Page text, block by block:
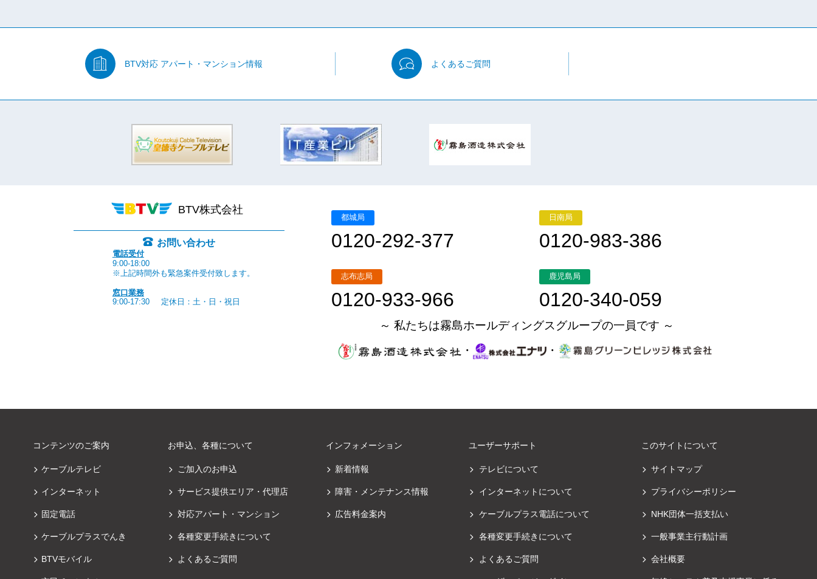
BTV対応 アパート・マンション情報 よくあるご質問
BTV株式会社
お問い合わせ
電話受付
9:00-18:00
※上記時間外も緊急案件受付致します。
窓口業務
9:00-17:30
定休日：土・日・祝日
都城局
0120-292-377
日南局
0120-983-386
志布志局
0120-933-966
鹿児島局
0120-340-059
～ 私たちは霧島ホールディングスグループの一員です ～
・
・
コンテンツのご案内
ケーブルテレビ
インターネット
固定電話
ケーブルプラスでんき
BTVモバイル
お申込、各種について
ご加入のお申込
サービス提供エリア・代理店
対応アパート・マンション
各種変更手続きについて
よくあるご質問
インフォメーション
新着情報
障害・メンテナンス情報
広告料金案内
ユーザーサポート
テレビについて
インターネットについて
ケーブルプラス電話について
各種変更手続きについて
よくあるご質問
このサイトについて
サイトマップ
プライバシーポリシー
NHK団体一括支払い
一般事業主行動計画
会社概要